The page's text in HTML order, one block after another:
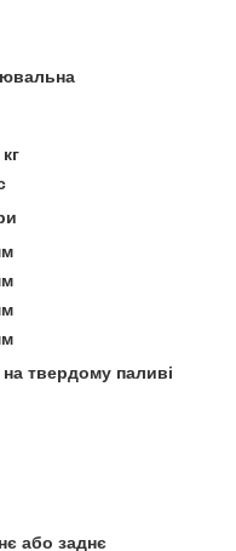
твердому паливі
або заднє